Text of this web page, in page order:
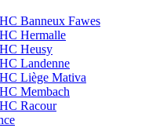
Banneux Fawes
Hermalle
Heusy
Landenne
Liège Mativa
Membach
Racour